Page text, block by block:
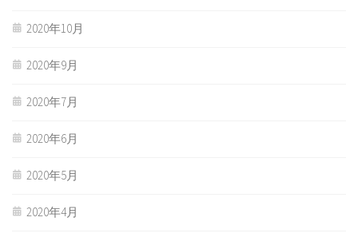
2020年10月
2020年9月
2020年7月
2020年6月
2020年5月
2020年4月